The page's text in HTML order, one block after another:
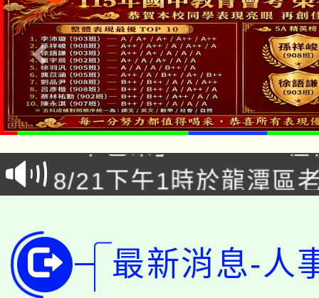
公告本校115學年度第
代理(課)教師甄選結果
告(尚有缺額)
「本色祭」8/29、30在
場熱烈登場!
8/21下午1時於龍潭區
局官網。
8月14至27日，桃園電
開!
115年桃園市運動會8/
最新消息-人